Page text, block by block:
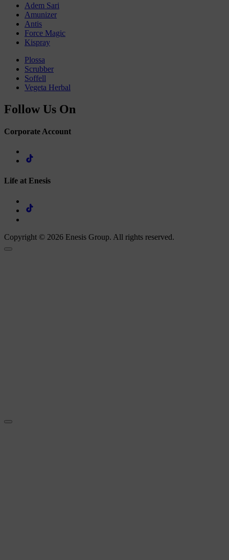
Adem Sari
Amunizer
Antis
Force Magic
Kispray
Plossa
Scrubber
Soffell
Vegeta Herbal
Follow Us On
Corporate Account
Life at Enesis
Copyright © 2026 Enesis Group. All rights reserved.